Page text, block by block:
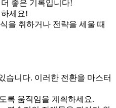
좋은 기록입니다!
세요!
을 취하거나 전략을 세울 때
습니다. 이러한 전환을 마스터
록 움직임을 계획하세요.